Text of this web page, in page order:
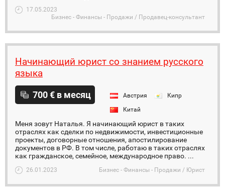
17.05.2023
Бизнес - Финансы - Продажи / Продавец-консультант
Начинающий юрист со знанием русского
языка
700 € в месяц Австрия
Кипр
Китай
Меня зовут Наталья. Я начинающий юрист в таких
отраслях как сделки по недвижимости, инвестиционные
проекты, договорные отношения, апостилирование
документов в РФ. В том числе, работаю в таких отраслях
как гражданское, семейное, международное право. ...
26.01.2023 Бизнес - Финансы - Продажи / Юрист